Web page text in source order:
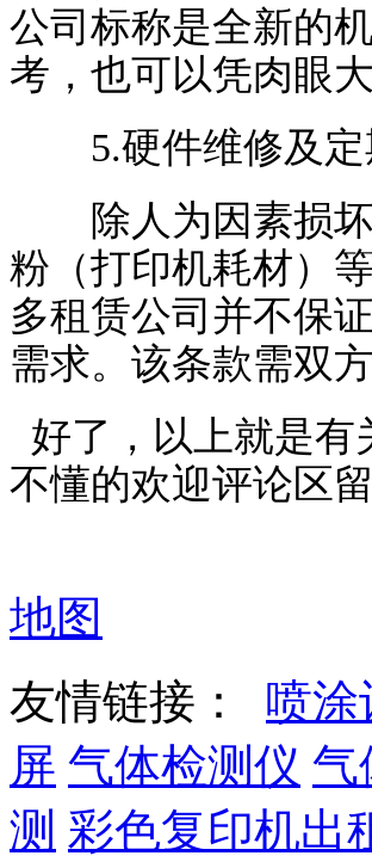
公司标称是全新的
考，也可以凭肉眼
5.硬件维修及定
除人为因素损坏
粉（打印机耗材）
多租赁公司并不保
需求。该条款需双
好了，以上就是有
不懂的欢迎评论区留
地图
友情链接： 喷涂
屏 气体检测仪 气
测 彩色复印机出